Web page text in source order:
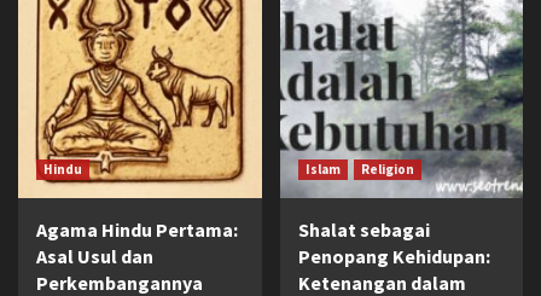
Hindu
Agama Hindu Pertama:
Asal Usul dan
Perkembangannya
Islam Religion
Shalat sebagai
Penopang Kehidupan:
Ketenangan dalam